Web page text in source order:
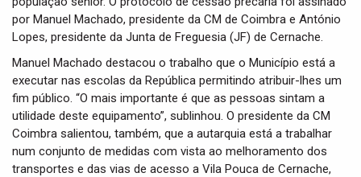
por Manuel Machado, presidente da CM de Coimbra e António
Lopes, presidente da Junta de Freguesia (JF) de Cernache.
Manuel Machado destacou o trabalho que o Município está a
executar nas escolas da República permitindo atribuir-lhes um
fim público. “O mais importante é que as pessoas sintam a
utilidade deste equipamento”, sublinhou. O presidente da CM
Coimbra salientou, também, que a autarquia está a trabalhar
num conjunto de medidas com vista ao melhoramento dos
transportes e das vias de acesso a Vila Pouca de Cernache,